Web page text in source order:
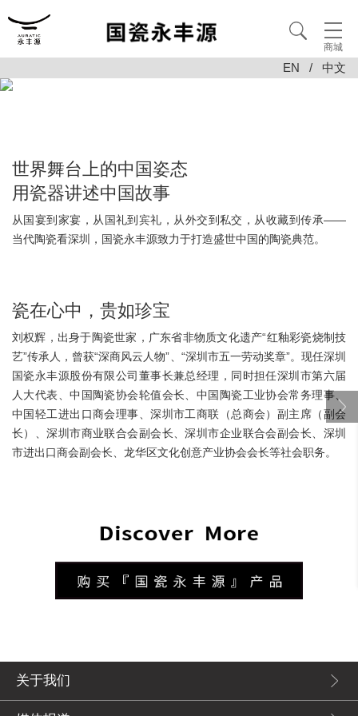
商城
EN / 中文
世界舞台上的中国姿态
用瓷器讲述中国故事
从国宴到家宴，从国礼到宾礼，从外交到私交，从收藏到传承——
当代陶瓷看深圳，国瓷永丰源致力于打造盛世中国的陶瓷典范。
瓷在心中，贵如珍宝
刘权辉，出身于陶瓷世家，广东省非物质文化遗产“红釉彩瓷烧制技
艺”传承人，曾获“深商风云人物”、“深圳市五一劳动奖章”。现任深圳
国瓷永丰源股份有限公司董事长兼总经理，同时担任深圳市第六届
人大代表、中国陶瓷协会轮值会长、中国陶瓷工业协会常务理事、
中国轻工进出口商会理事、深圳市工商联（总商会）副主席（副会
长）、深圳市商业联合会副会长、深圳市企业联合会副会长、深圳
市进出口商会副会长、龙华区文化创意产业协会会长等社会职务。
关于我们